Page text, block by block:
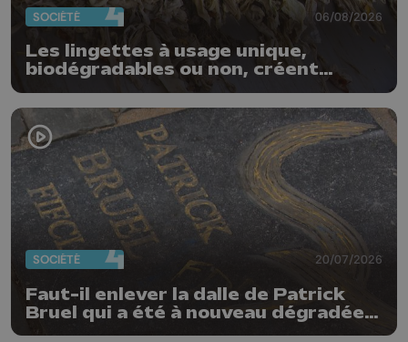
SOCIÉTÉ 06/08/2026
Les lingettes à usage unique,
biodégradables ou non, créent
quotidiennement des bouchons
dans nos stations d'épuration
SOCIÉTÉ 20/07/2026
Faut-il enlever la dalle de Patrick
Bruel qui a été à nouveau dégradée ?
"Nos ouvriers sont en vacances"